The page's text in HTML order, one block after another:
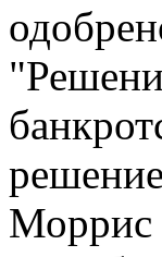
Моррис